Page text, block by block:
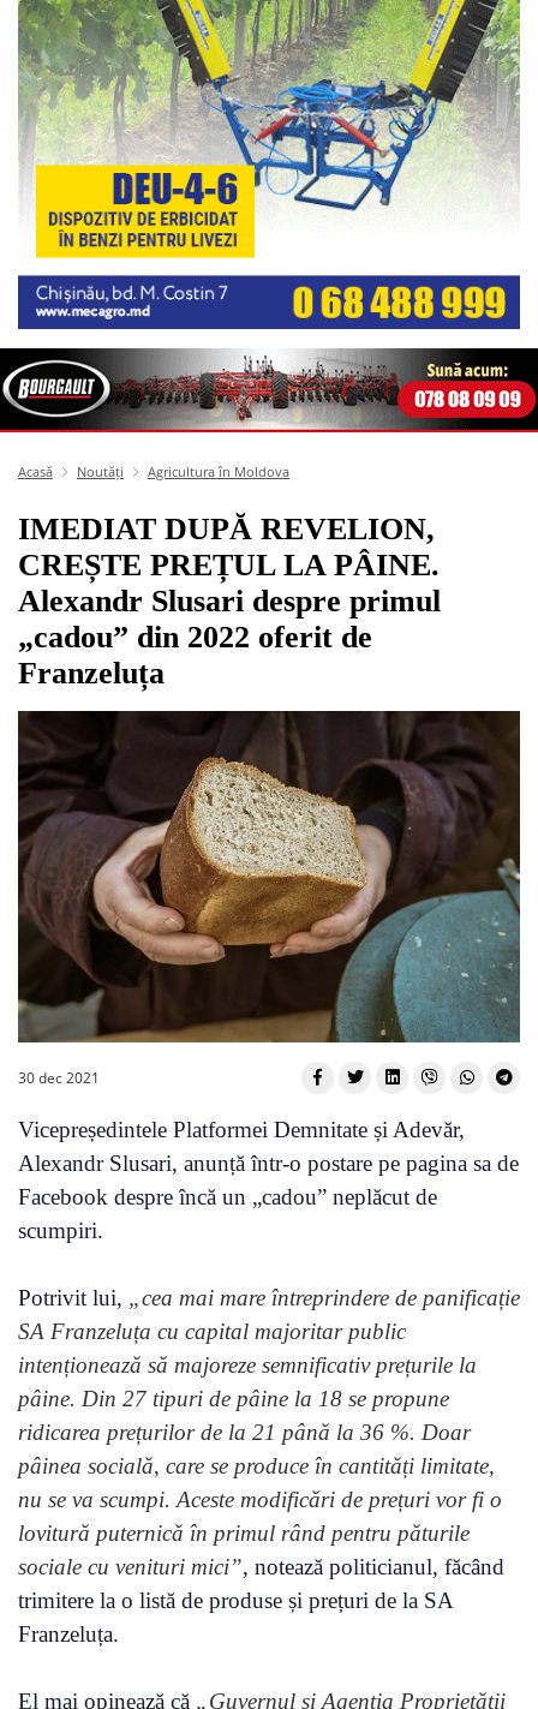
Acasă Noutăți Agricultura în Moldova
IMEDIAT DUPĂ REVELION,
CREȘTE PREȚUL LA PÂINE.
Alexandr Slusari despre primul
„cadou” din 2022 oferit de
Franzeluța
30 dec 2021
Vicepreședintele Platformei Demnitate și Adevăr,
Alexandr Slusari, anunță într-o postare pe pagina sa de
Facebook despre încă un „cadou” neplăcut de
scumpiri.
Potrivit lui, „cea mai mare întreprindere de panificație
SA Franzeluța cu capital majoritar public
intenționează să majoreze semnificativ prețurile la
pâine. Din 27 tipuri de pâine la 18 se propune
ridicarea prețurilor de la 21 până la 36 %. Doar
pâinea socială, care se produce în cantități limitate,
nu se va scumpi. Aceste modificări de prețuri vor fi o
lovitură puternică în primul rând pentru păturile
sociale cu venituri mici”, notează politicianul, făcând
trimitere la o listă de produse și prețuri de la SA
Franzeluța.
El mai opinează că „Guvernul și Agenția Proprietății